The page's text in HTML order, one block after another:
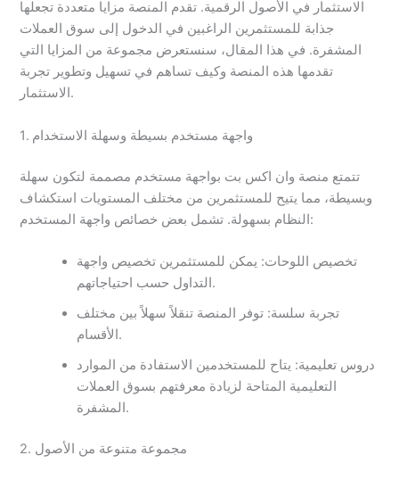
الاستثمار في الأصول الرقمية. تقدم المنصة مزايا متعددة تجعلها
جذابة للمستثمرين الراغبين في الدخول إلى سوق العملات
المشفرة. في هذا المقال، سنستعرض مجموعة من المزايا التي
تقدمها هذه المنصة وكيف تساهم في تسهيل وتطوير تجربة
الاستثمار.
1. واجهة مستخدم بسيطة وسهلة الاستخدام
تتمتع منصة وان اكس بت بواجهة مستخدم مصممة لتكون سهلة
وبسيطة، مما يتيح للمستثمرين من مختلف المستويات استكشاف
النظام بسهولة. تشمل بعض خصائص واجهة المستخدم:
تخصيص اللوحات: يمكن للمستثمرين تخصيص واجهة
التداول حسب احتياجاتهم.
تجربة سلسة: توفر المنصة تنقلاً سهلاً بين مختلف
الأقسام.
دروس تعليمية: يتاح للمستخدمين الاستفادة من الموارد
التعليمية المتاحة لزيادة معرفتهم بسوق العملات
المشفرة.
2. مجموعة متنوعة من الأصول